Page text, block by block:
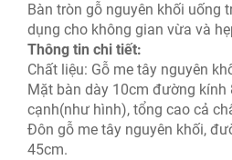
Bàn tròn gỗ nguyên khối uống
dụng cho không gian vừa và
Thông tin chi tiết:
Chất liệu: Gỗ me tây nguyên
Mặt bàn dày 10cm đường kính
cạnh(như hình), tổng cao cả
Đôn gỗ me tây nguyên khối,
45cm.